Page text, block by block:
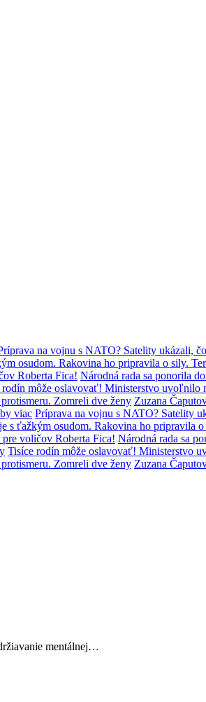
na vojnu s NATO? Satelity ukázali,
osudom. Rakovina ho pripravila o sily.
Roberta Fica! Národná rada sa ponorila
rodín môže oslavovať! Ministerstvo
Zomreli dve ženy Zuzana
viac Príprava na vojnu s NATO? Satelity
s ťažkým osudom. Rakovina ho pripravila
voličov Roberta Fica! Národná rada sa
Tisíce rodín môže oslavovať! Ministerstvo
Zomreli dve ženy Zuzana
mentálnej…